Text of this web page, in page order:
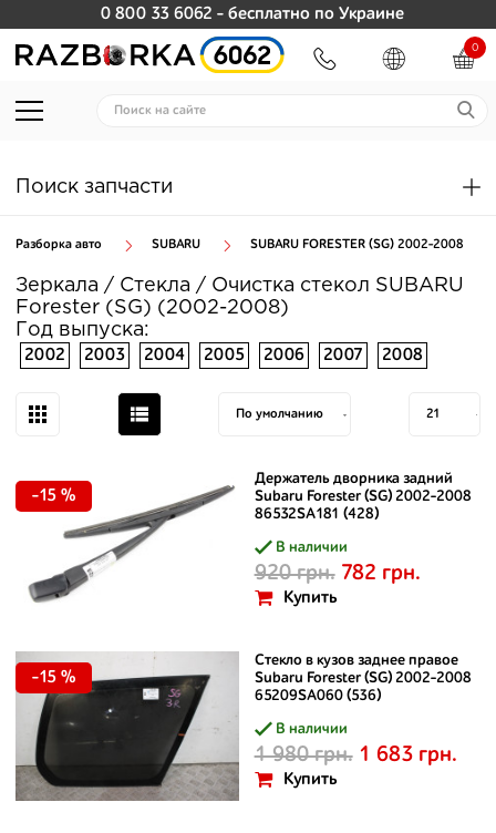
0 800 33 6062 - бесплатно по Украине
0
Поиск запчасти
Разборка авто SUBARU SUBARU FORESTER (SG) 2002-2008
Зеркала / Стекла / Очистка стекол SUBARU
Forester (SG) (2002-2008)
Год выпуска:
2002
2003 2004 2005 2006 2007 2008
Держатель дворника задний
Subaru Forester (SG) 2002-2008
86532SA181 (428)
В наличии
920 грн. 782 грн.
Купить
-15 %
Стекло в кузов заднее правое
Subaru Forester (SG) 2002-2008
65209SA060 (536)
В наличии
1 980 грн. 1 683 грн.
Купить
-15 %